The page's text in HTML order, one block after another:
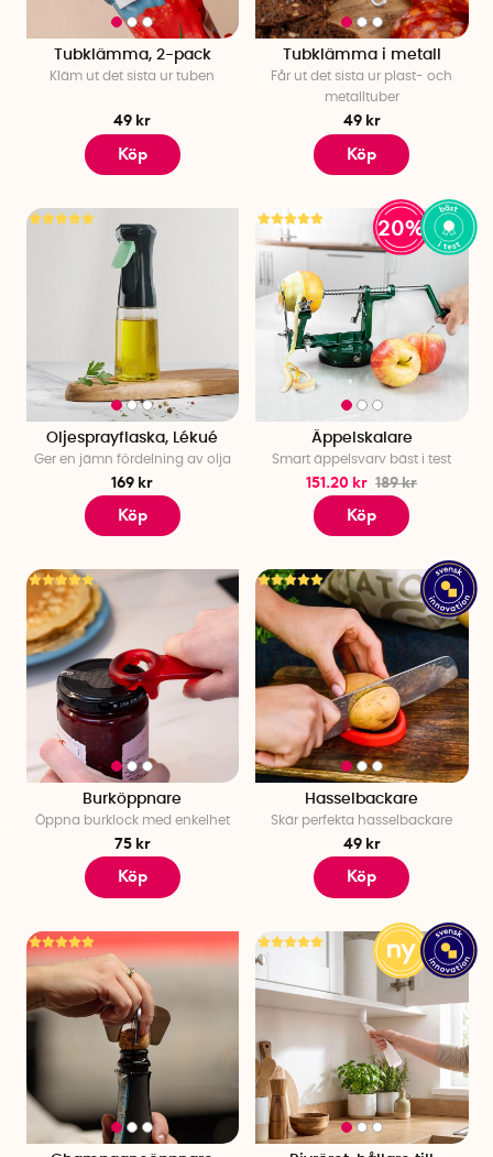
Tubklämma, 2-pack
Kläm ut det sista ur tuben
49 kr
Köp
Tubklämma i metall
Får ut det sista ur plast- och
metalltuber
49 kr
Köp
Oljesprayflaska, Lékué
Ger en jämn fördelning av olja
169 kr
Köp
20%
Äppelskalare
Smart äppelsvarv bäst i test
151.20 kr 189 kr
Köp
Burköppnare
Öppna burklock med enkelhet
75 kr
Köp
Hasselbackare
Skär perfekta hasselbackare
49 kr
Köp